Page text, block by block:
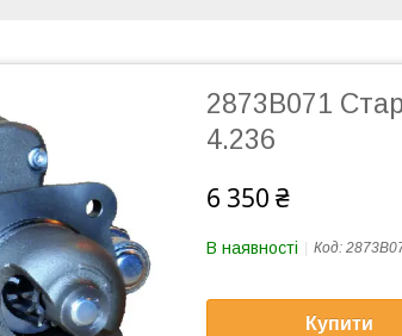
2873B071
4.236
6 350 ₴
В наявності Код:
Купити